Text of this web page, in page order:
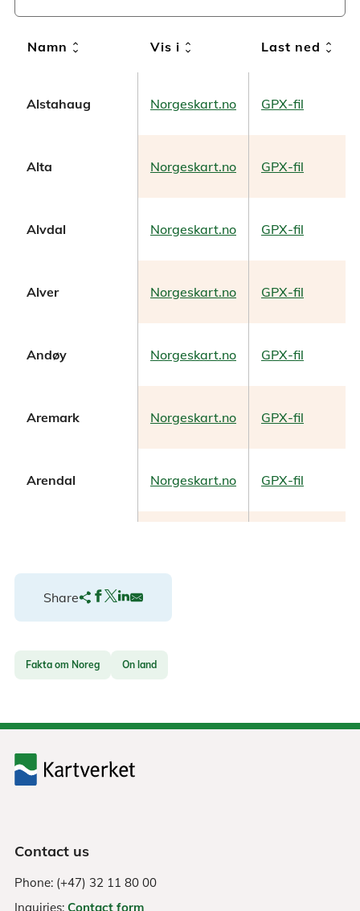
Namn unfold_more Vis i unfold_more Last ned unfold_more
Alstahaug Norgeskart.no GPX-fil
Alta Norgeskart.no GPX-fil
Alvdal Norgeskart.no GPX-fil
Alver Norgeskart.no GPX-fil
Andøy Norgeskart.no GPX-fil
Aremark Norgeskart.no GPX-fil
Arendal Norgeskart.no GPX-fil
Askvoll
Askøy Norgeskart.no
Aukra Norgeskart.no GPX-fil
Aurland
Share
Fakta om Noreg On land
Contact us
Phone: (+47) 32 11 80 00
Inquiries: Contact form